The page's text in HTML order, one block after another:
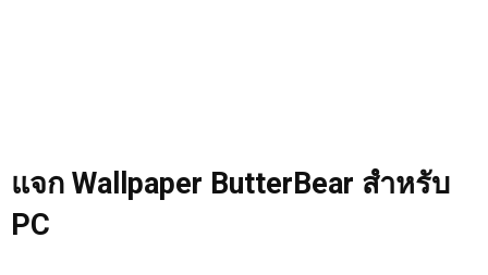
แจก Wallpaper ButterBear สำหรับ
PC